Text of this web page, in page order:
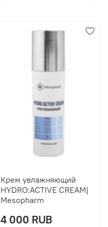
Крем увлажняющий
HYDRO:ACTIVE CREAM|
Mesopharm
4 000 RUB